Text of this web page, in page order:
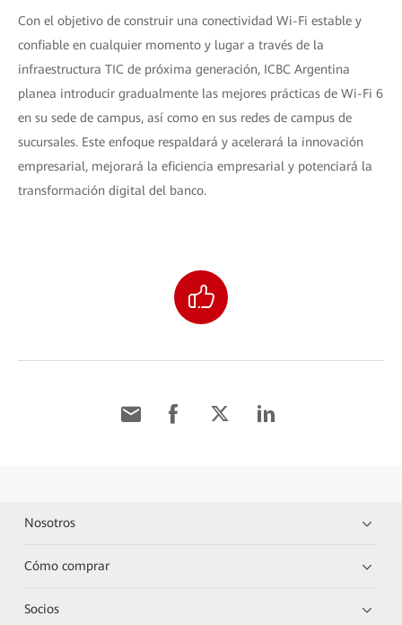
Con el objetivo de construir una conectividad Wi-Fi estable y
confiable en cualquier momento y lugar a través de la
infraestructura TIC de próxima generación, ICBC Argentina
planea introducir gradualmente las mejores prácticas de Wi-Fi 6
en su sede de campus, así como en sus redes de campus de
sucursales. Este enfoque respaldará y acelerará la innovación
empresarial, mejorará la eficiencia empresarial y potenciará la
transformación digital del banco.
Nosotros
Cómo comprar
Socios